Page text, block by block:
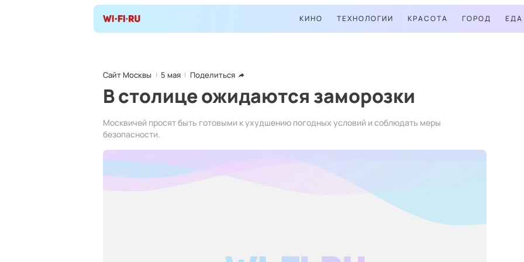
КИНО ТЕХНОЛОГИИ КРАСОТА ГОРОД ЕДА
Сайт Москвы 5 мая Поделиться
В столице ожидаются заморозки
Москвичей просят быть готовыми к ухудшению погодных условий и соблюдать меры
безопасности.